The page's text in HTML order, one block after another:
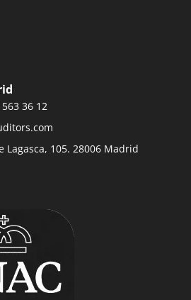
36 12
Lagasca, 105. 28006 Madrid